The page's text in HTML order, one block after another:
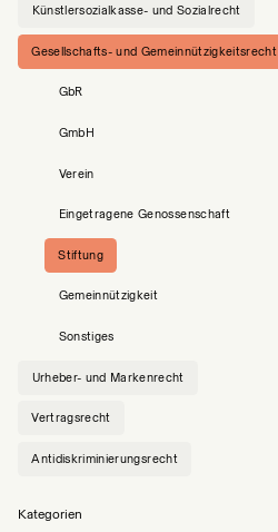
Künstlersozialkasse- und Sozialrecht
Gesellschafts- und Gemeinnützigkeitsrecht
GbR
GmbH
Verein
Eingetragene Genossenschaft
Stiftung
Gemeinnützigkeit
Sonstiges
Urheber- und Markenrecht
Vertragsrecht
Antidiskriminierungsrecht
Kategorien